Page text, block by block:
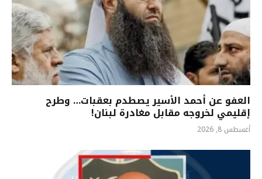
العفو عن أحمد الأسير يصطدم بعقبات… وطرح
إقليمي لخروجه مقابل مغادرة لبنان!
أغسطس 8, 2026